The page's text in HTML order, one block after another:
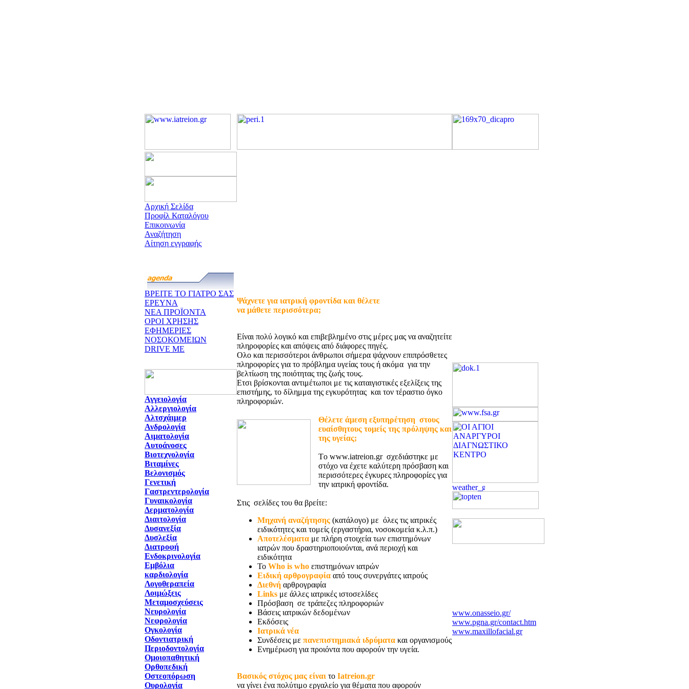
Αρχική Σελίδα
Προφίλ Καταλόγου
Επικοινωνία
Αναζήτηση
Αίτηση εγγραφής
ΒΡΕΙΤΕ ΤΟ ΓΙΑΤΡΟ ΣΑΣ
ΕΡΕΥΝΑ
ΝΕΑ ΠΡΟΪΟΝΤΑ
ΟΡΟΙ ΧΡΗΣΗΣ
ΕΦΗΜΕΡΙΕΣ
ΝΟΣΟΚΟΜΕΙΩΝ
DRIVE ME
Αγγειολογία
Αλλεργιολογία
Αλτσχάιμερ
Ανδρολογία
Αιματολογία
Αυτοάνοσες
Βιοτεχνολογία
Βιταμίνες
Βελονισμός
Γενετική
Γαστρεντερολογία
Γυναικολογία
Δερματολογία
Διαιτολογία
Δυσανεξία
Δυσλεξία
Διατροφή
Ενδοκρινολογία
Εμβόλια
καρδιολογία
Λογοθεραπεία
Λοιμώξεις
Μεταμοσχεύσεις
Νευρολογία
Νεφρολογία
Ογκολογία
Οδοντιατρική
Περιοδοντολογία
Ομοιοπαθητική
Ορθοπεδική
Οστεοπόρωση
Ουρολογία
Ψάχνετε για ιατρική φροντίδα και θέλετε
να μάθετε περισσότερα;
Είναι πολύ λογικό και επιβεβλημένο στις μέρες μας να αναζητείτε
πληροφορίες και απόψεις από διάφορες πηγές.
Ολο και περισσότεροι άνθρωποι σήμερα ψάχνουν επιπρόσθετες
πληροφορίες για το πρόβλημα υγείας τους ή ακόμα για την
βελτίωση της ποιότητας της ζωής τους.
Ετσι βρίσκονται αντιμέτωποι με τις καταιγιστικές εξελίξεις της
επιστήμης, το δίλημμα της εγκυρότητας και τον τέραστιο όγκο
πληροφοριών.
Θέλετε άμεση εξυπηρέτηση στους
ευαίσθητους τομείς της πρόληψης και
της υγείας;
Tο www.iatreion.gr σχεδιάστηκε με
στόχο να έχετε καλύτερη πρόσβαση και
περισσότερες έγκυρες πληροφορίες για
την ιατρική φροντίδα.
Στις σελίδες του θα βρείτε:
Μηχανή αναζήτησης (κατάλογο) με όλες τις ιατρικές
ειδικότητες και τομείς (εργαστήρια, νοσοκομεία κ.λ.π.)
Αποτελέσματα με πλήρη στοιχεία των επιστημόνων
ιατρών που δραστηριοποιούνται, ανά περιοχή και
ειδικότητα
Το Who is who επιστημόνων ιατρών
Ειδική αρθρογραφία από τους συνεργάτες ιατρούς
Διεθνή αρθρογραφία
Links με άλλες ιατρικές ιστοσελίδες
Πρόσβαση σε τράπεζες πληροφοριών
Βάσεις ιατρικών δεδομένων
Εκδόσεις
Ιατρικά νέα
Συνδέσεις με πανεπιστημιακά ιδρύματα και οργανισμούς
Ενημέρωση για προιόντα που αφορούν την υγεία.
Βασικός στόχος μας είναι το Iatreion.gr
να γίνει ένα πολύτιμο εργαλείο για θέματα που αφορούν
www.onasseio.gr/
www.pgna.gr/contact.htm
www.maxillofacial.gr
www.clinicalperiodontology.gr